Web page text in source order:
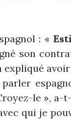
: «
son contrat
expliqué
le », a-
qui je